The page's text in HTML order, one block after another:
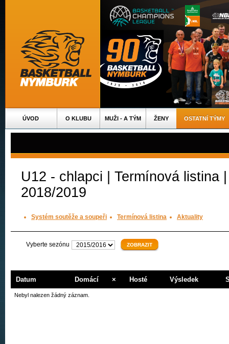
ÚVOD O KLUBU MUŽI - A TÝM ŽENY OSTATNÍ TÝMY
U12 - chlapci | Termínová listina |
2018/2019
Systém soutěže a soupeři Termínová listina Aktuality
Vyberte sezónu
Datum Domácí × Hosté Výsledek
Nebyl nalezen žádný záznam.